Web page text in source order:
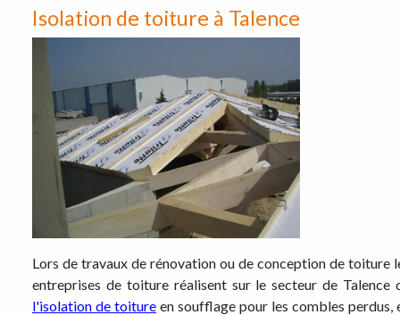
Isolation de toiture à Talence
Lors de travaux de rénovation ou de conception de toiture
entreprises de toiture réalisent sur le secteur de Talence
l'isolation de toiture en soufflage pour les combles perdus,